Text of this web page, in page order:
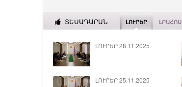
ՏԵՍԱԴԱՐԱՆ ԼՈՒՐԵՐ ԼՐԱՀՈՍ
ԼՈՒՐԵՐ 28.11.2025
ԼՈՒՐԵՐ 25.11.2025